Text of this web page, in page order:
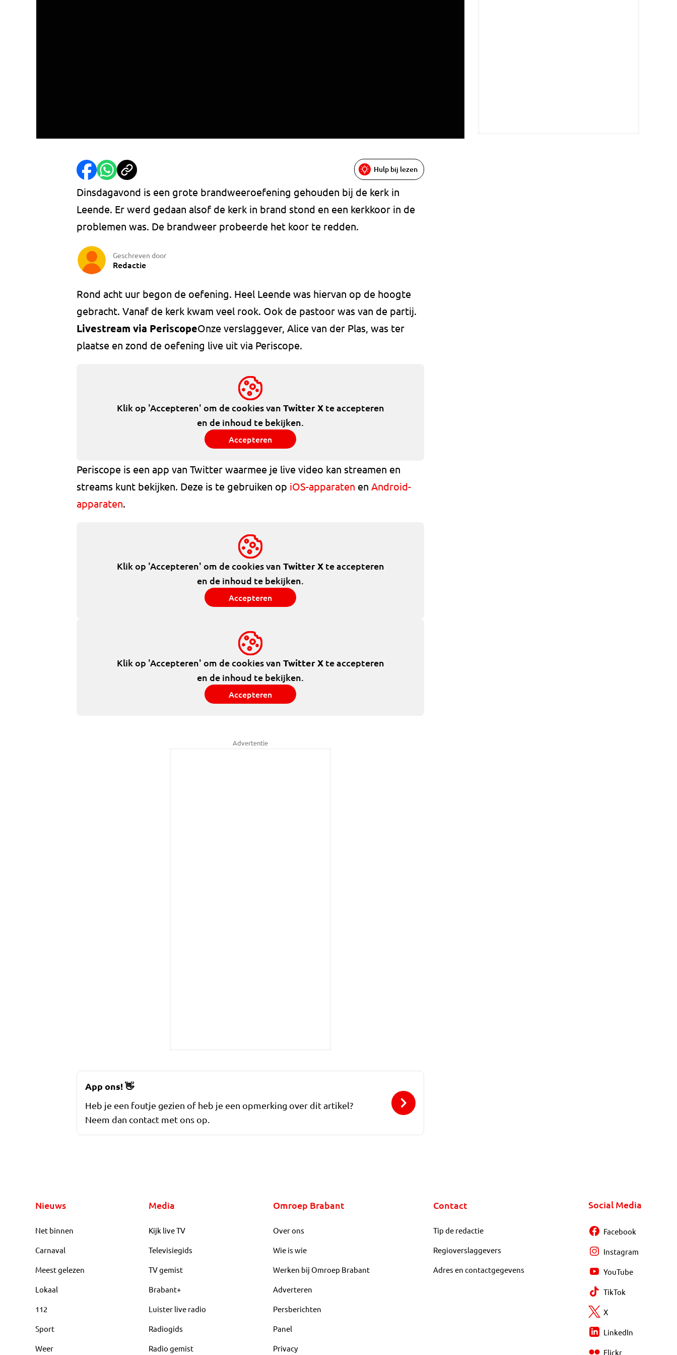
Hulp bij lezen
Dinsdagavond is een grote brandweeroefening gehouden bij de kerk in
Leende. Er werd gedaan alsof de kerk in brand stond en een kerkkoor in de
problemen was. De brandweer probeerde het koor te redden.
Geschreven door
Redactie
Rond acht uur begon de oefening. Heel Leende was hiervan op de hoogte
gebracht. Vanaf de kerk kwam veel rook. Ook de pastoor was van de partij.
Livestream via PeriscopeOnze verslaggever, Alice van der Plas, was ter
plaatse en zond de oefening live uit via Periscope.
Klik op 'Accepteren' om de cookies van Twitter Xte accepteren
en de inhoud te bekijken.
Accepteren
Periscope is een app van Twitter waarmee je live video kan streamen en
streams kunt bekijken. Deze is te gebruiken op iOS-apparaten en Android-
apparaten.
Klik op 'Accepteren' om de cookies van Twitter Xte accepteren
en de inhoud te bekijken.
Accepteren
Klik op 'Accepteren' om de cookies van Twitter Xte accepteren
en de inhoud te bekijken.
Accepteren
Advertentie
App ons!👋
Heb je een foutje gezien of heb je een opmerking over dit artikel?
Neem dan contact met ons op.
Nieuws
Net binnen
Carnaval
Meest gelezen
Lokaal
112
Sport
Weer
Media
Kijk live TV
Televisiegids
TV gemist
Brabant+
Luister live radio
Radiogids
Radio gemist
Omroep Brabant
Over ons
Wie is wie
Werken bij Omroep Brabant
Adverteren
Persberichten
Panel
Privacy
Contact
Tip de redactie
Regioverslaggevers
Adres en contactgegevens
Social Media
Facebook
Instagram
YouTube
TikTok
X
LinkedIn
Flickr